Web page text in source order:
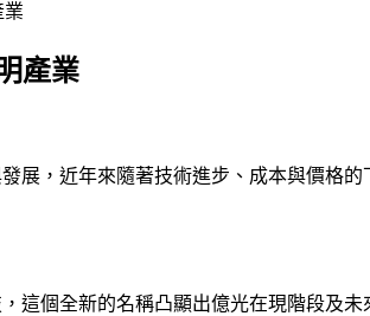
業
產業
展，近年來隨著技術進步、成本與價格
這個全新的名稱凸顯出億光在現階段及